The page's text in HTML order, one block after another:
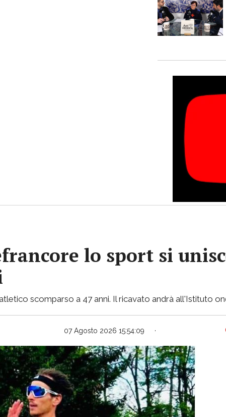
lo sport si
scomparso a 47 anni. Il ricavato andrà all'Istituto
07 Agosto 2026 15:54:09